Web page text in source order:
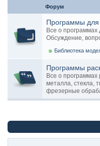
Форум
Программы
Все о программах
Обсуждение,
Библиотека
Программы
Все о программах
металла, стекла,
фрезерные